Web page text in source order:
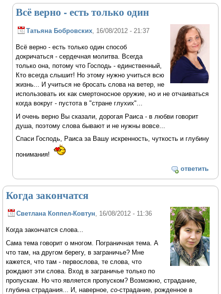
Всё верно - есть только один
Татьяна Бобровских , 16/08/2012 - 21:37
Всё верно - есть только один способ
докричаться - сердечная молитва. Всегда
только она, потому что Господь - единственный,
Кто всегда слышит! Но этому нужно учиться всю
жизнь... И учиться не бросать слова на ветер, не
использовать их как смертоносное оружие, но и не отчаиваться
когда вокруг - пустота в "стране глухих"...
И очень верно Вы сказали, дорогая Раиса - в любви говорит
душа, поэтому слова бывают и не нужны вовсе...
Спаси Господь, Раиса за Вашу искренность, чуткость и глубину
понимания!
ответить
Когда закончатся
Светлана Коппел-Ковтун, 16/08/2012 - 11:36
Когда закончатся слова...
Сама тема говорит о многом. Пограничная тема. А
что там, на другом берегу, в заграничье? Мне
кажется, что там - первослова, те слова, что
рождают эти слова. Вход в заграничье только по
пропускам. Но что является пропуском? Возможно, страдание,
глубина страдания... И, наверное,со-страдание, рожденное в